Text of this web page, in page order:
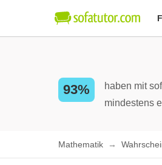
93%
haben mit
mindestens
Mathematik